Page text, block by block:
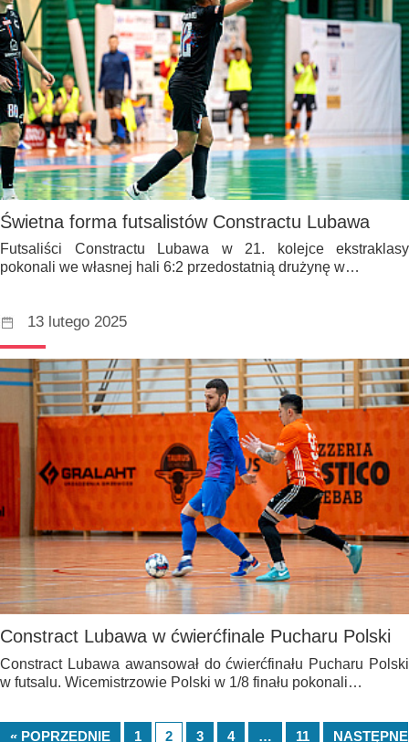
Świetna forma futsalistów Constractu Lubawa
Futsaliści Constractu Lubawa w 21. kolejce ekstraklasy
pokonali we własnej hali 6:2 przedostatnią drużynę w…
13 lutego 2025
Constract Lubawa w ćwierćfinale Pucharu Polski
Constract Lubawa awansował do ćwierćfinału Pucharu Polski
w futsalu. Wicemistrzowie Polski w 1/8 finału pokonali…
« POPRZEDNIE 1 2 3 4 … 11 NASTĘPNE